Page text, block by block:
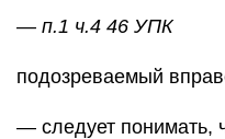
— п.1 ч.4 46 УПК
подозреваемый
— следует понимать,